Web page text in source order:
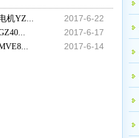
2017-6-22
机YZ...
2017-6-17
2017-6-14